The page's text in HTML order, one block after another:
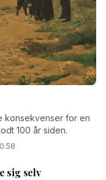
konsekvenser for en
100 år siden.
sig selv